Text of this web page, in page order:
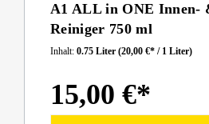
A1 ALL in ONE Innen-
Reiniger 750 ml
Inhalt: 0.75 Liter (20,00 €* / 1 Liter)
15,00 €*